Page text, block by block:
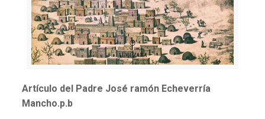
Artículo del Padre José ramón Echeverría
Mancho.p.b